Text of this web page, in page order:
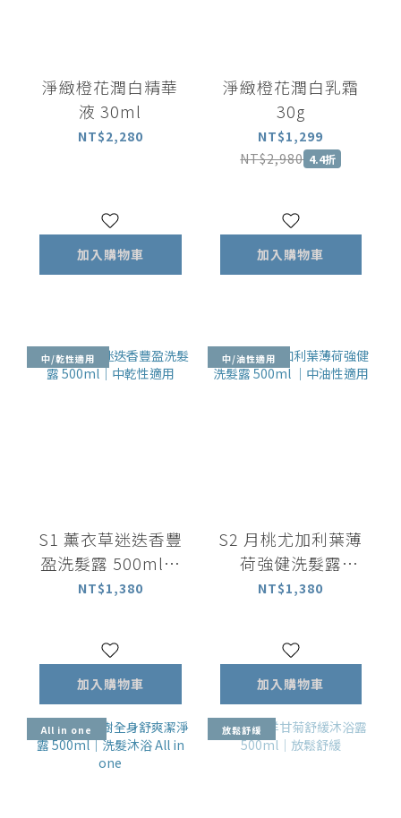
淨緻橙花潤白精華
液 30ml
NT$2,280
加入購物車
淨緻橙花潤白乳霜
30g
NT$1,299
NT$2,980 4.4折
加入購物車
中/乾性適用
S1 薰衣草迷迭香豐
盈洗髮露 500ml｜
中乾性適用
NT$1,380
加入購物車
中/油性適用
S2 月桃尤加利葉薄
荷強健洗髮露
500ml ｜中油性適
NT$1,380
加入購物車
All in one 放鬆舒緩